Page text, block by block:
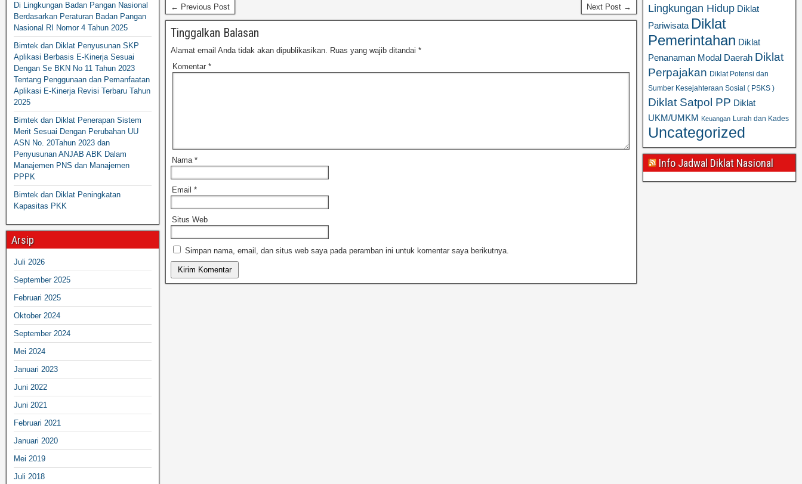
← Previous Post Next Post →
Tinggalkan Balasan
Alamat email Anda tidak akan dipublikasikan. Ruas yang wajib ditandai *
Komentar *
Nama *
Email *
Situs Web
Simpan nama, email, dan situs web saya pada peramban ini untuk komentar saya berikutnya.
Di Lingkungan Badan Pangan Nasional
Berdasarkan Peraturan Badan Pangan
Nasional RI Nomor 4 Tahun 2025
Bimtek dan Diklat Penyusunan SKP
Aplikasi Berbasis E-Kinerja Sesuai
Dengan Se BKN No 11 Tahun 2023
Tentang Penggunaan dan Pemanfaatan
Aplikasi E-Kinerja Revisi Terbaru Tahun
2025
Bimtek dan Diklat Penerapan Sistem
Merit Sesuai Dengan Perubahan UU
ASN No. 20Tahun 2023 dan
Penyusunan ANJAB ABK Dalam
Manajemen PNS dan Manajemen
PPPK
Bimtek dan Diklat Peningkatan
Kapasitas PKK
Arsip
Juli 2026
September 2025
Februari 2025
Oktober 2024
September 2024
Mei 2024
Januari 2023
Juni 2022
Juni 2021
Februari 2021
Januari 2020
Mei 2019
Juli 2018
Lingkungan Hidup Diklat
Pariwisata Diklat
Pemerintahan Diklat
Penanaman Modal Daerah Diklat
Perpajakan Diklat Potensi dan
Sumber Kesejahteraan Sosial ( PSKS )
Diklat Satpol PP Diklat
UKM/UMKM
Keuangan Lurah dan Kades
Uncategorized
Info Jadwal Diklat Nasional